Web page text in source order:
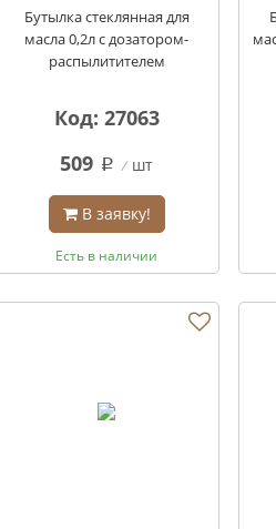
Бутылка стеклянная для
масла 0,2л с дозатором-
распылитителем
Код: 27063
509 q шт
В заявку!
Есть в наличии